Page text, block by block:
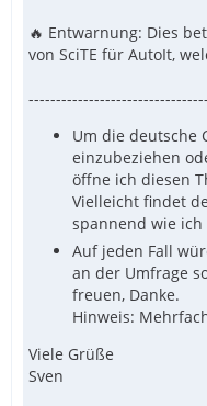
🔥 Entwarnung: Dies
von SciTE für AutoIt,
Um die deutsche
einzubeziehen
öffne ich diesen
Vielleicht findet
spannend wie ich
Auf jeden Fall
an der Umfrage
freuen, Danke.
Hinweis:
Viele Grüße
Sven